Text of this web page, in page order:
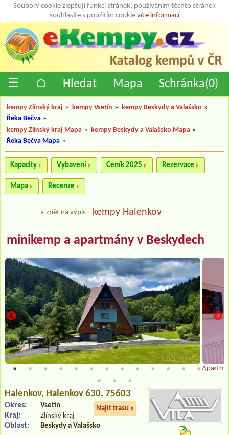
Soubory cookie zlepšují funkci stránek, používáním těchto stránek
souhlasíte s použitím cookie více informací
☰ ⌂ Hledat Mapa Schránka(0)
kempy Zlínský kraj » kempy Vsetín » kempy Beskydy a Valašsko »
Řeka Bečva »
kempy Zlínský kraj Mapa » kempy Beskydy a Valašsko Mapa »
Řeka Bečva Mapa »
Kapacity Vybavení Ceník 2025 Rezervace
Mapa Recenze
« zpět na výpis kempy Halenkov
minikemp a apartmány v Beskydech
Apartmá
Halenkov, Halenkov 630, 75603
Najít trasu »
Okres: Vsetín
Kraj: Zlínský kraj
Oblast: Beskydy a Valašsko